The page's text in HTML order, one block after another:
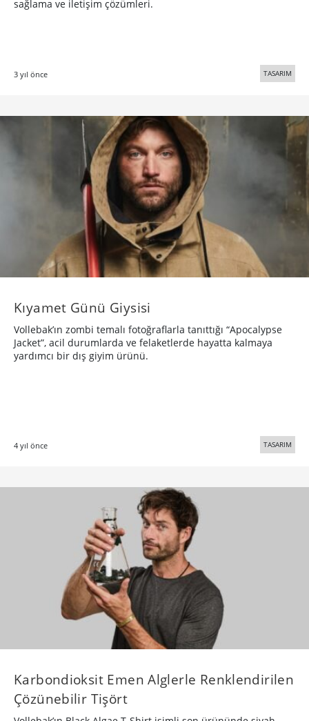
sağlama ve iletişim çözümleri.
3 yıl önce TASARIM
Kıyamet Günü Giysisi
Vollebak’ın zombi temalı fotoğraflarla tanıttığı “Apocalypse
Jacket”, acil durumlarda ve felaketlerde hayatta kalmaya
yardımcı bir dış giyim ürünü.
4 yıl önce TASARIM
Karbondioksit Emen Alglerle Renklendirilen
Çözünebilir Tişört